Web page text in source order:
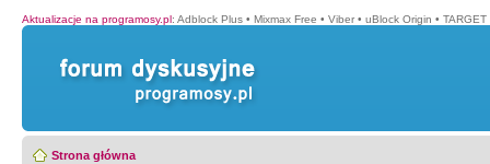
Aktualizacje na programosy.pl: Adblock Plus • Mixmax Free • Viber • uBlock Origin •
Strona główna